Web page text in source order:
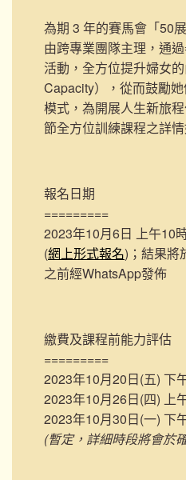
為期 3 年的賽馬會「50
由跨專業團隊主理，通
活動，全方位提升婦女
Capacity），從而鼓勵
模式，為開展人生新旅
節全方位訓練課程之詳情
報名日期
=========
2023年10月6日 上午10
(網上形式報名)；結果將
之前經WhatsApp發佈
繳費及課程前能力評估
=========
2023年10月20日(五) 下
2023年10月26日(四) 上
2023年10月30日(一) 下
(暫定，詳細時段將會於